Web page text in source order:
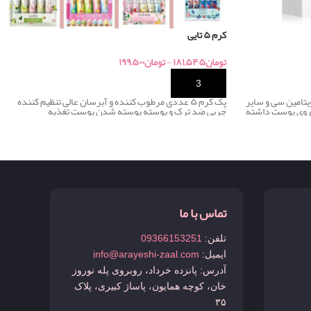
سی و سایر
روی پوست داشته
کرم ۵ تایی
تومان۱۸۱,۵۴۵-تومان۱۹۹,۵۰۰
پک کرم ۵ عددی مرطوب کننده و آبرسان عالی تنظیم کننده
چربی ضد ترک و پوسته پوسته شدن پوست تغذیه
تماس با ما
تلفن: 09366153251
ایمیل: info@arayeshi-zaal.com
آدرس: پانزده خرداد، روبروی پله نوروز
خان، کوچه همایون، پاساژ کبیری، پلاک
۳۵